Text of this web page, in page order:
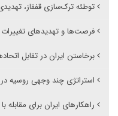
توطئه‌ ترک‌سازی قفقاز،
فرصت‌ها و تهدیدهای تغییرات
برخاستن ایران در تقابل
استراتژی چند وجهی روسیه در
راهکارهای ایران برای مقابله